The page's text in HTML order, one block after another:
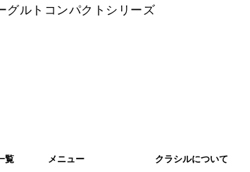
グルトコンパクトシリーズ
覧 メニュー クラシルについて